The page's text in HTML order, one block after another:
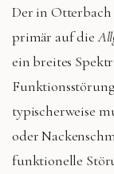
Der in
primär auf die
ein breites
typischerweise
oder
funktionelle